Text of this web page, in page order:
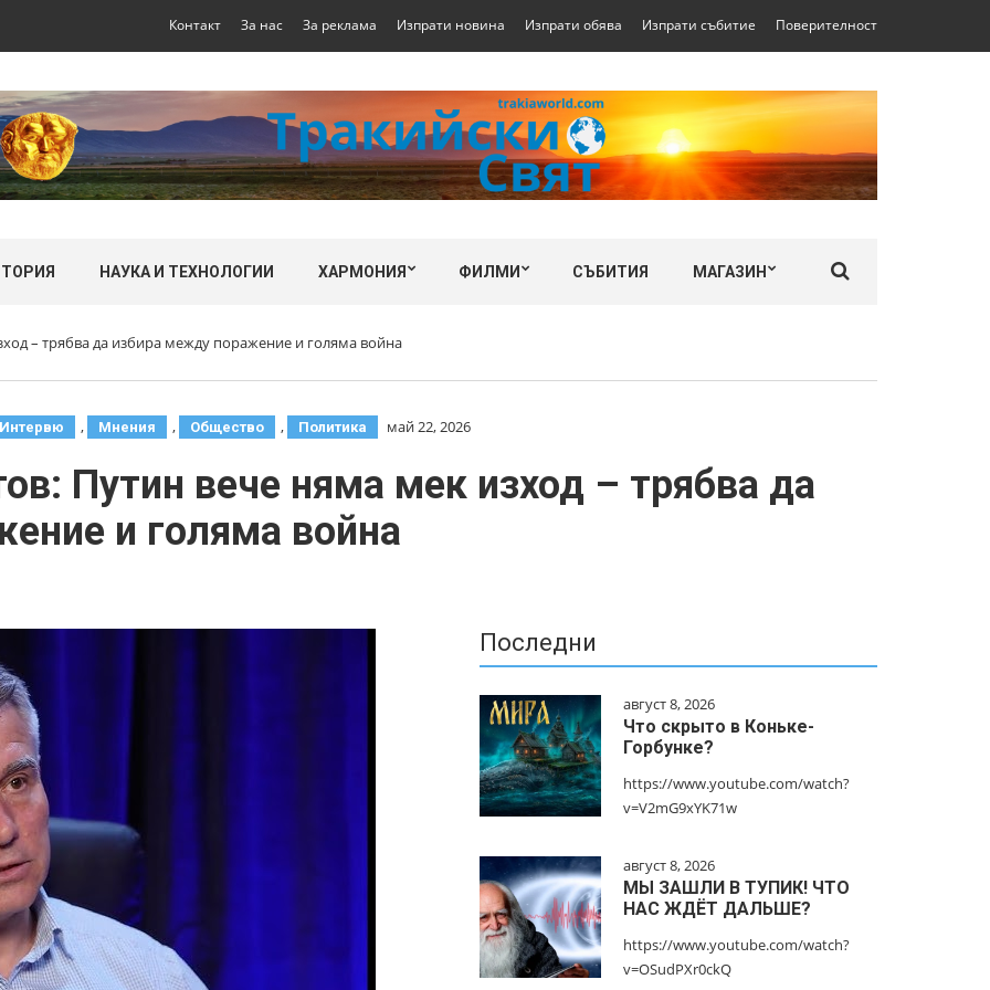
Контакт За нас За реклама Изпрати новина Изпрати обява Изпрати събитие Поверителност
НАУКА И ТЕХНОЛОГИИ ХАРМОНИЯ ФИЛМИ СЪБИТИЯ МАГАЗИН
– трябва да избира между поражение и голяма война
Интервю , Мнения , Общество , Политика май 22, 2026
Путин вече няма мек изход – трябва да
и голяма война
Последни
август 8, 2026
Что скрыто в Коньке-
Горбунке?
https://www.youtube.com/watch?
v=V2mG9xYK71w
август 8, 2026
МЫ ЗАШЛИ В ТУПИК! ЧТО
НАС ЖДЁТ ДАЛЬШЕ?
https://www.youtube.com/watch?
v=OSudPXr0ckQ